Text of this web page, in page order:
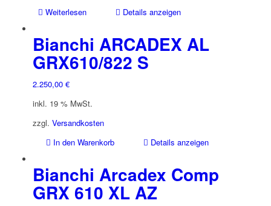
Weiterlesen
Details anzeigen
Bianchi ARCADEX AL
GRX610/822 S
2.250,00 €
inkl. 19 % MwSt.
zzgl. Versandkosten
In den Warenkorb
Details anzeigen
Bianchi Arcadex Comp
GRX 610 XL AZ